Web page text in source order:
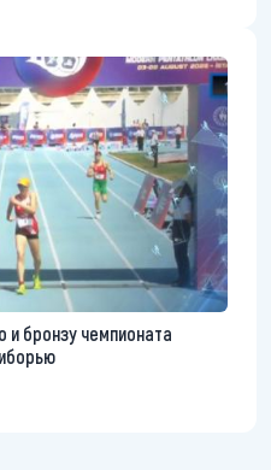
и бронзу чемпионата